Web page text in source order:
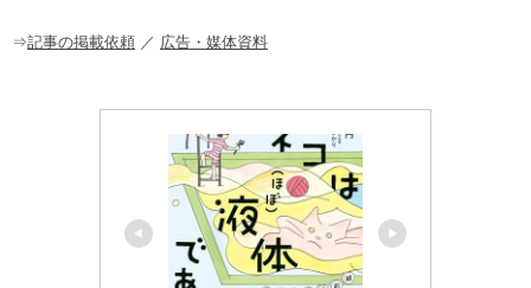
o
⇒記事の掲載依頼 ／ 広告・媒体資料